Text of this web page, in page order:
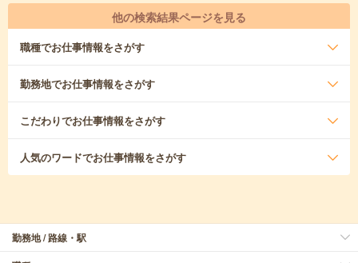
他の検索結果ページを見る
職種でお仕事情報をさがす
勤務地でお仕事情報をさがす
こだわりでお仕事情報をさがす
人気のワードでお仕事情報をさがす
勤務地 / 路線・駅